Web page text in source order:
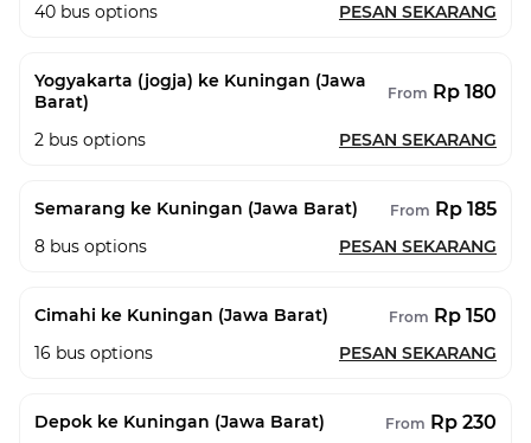
40 bus options PESAN SEKARANG
Yogyakarta (jogja) ke Kuningan (Jawa
Barat)
From Rp 180
2 bus options PESAN SEKARANG
Semarang ke Kuningan (Jawa Barat) From Rp 185
8 bus options PESAN SEKARANG
Cimahi ke Kuningan (Jawa Barat) From Rp 150
16 bus options PESAN SEKARANG
Depok ke Kuningan (Jawa Barat) From Rp 230